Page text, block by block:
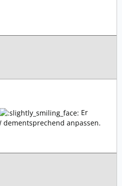
Er
dementsprechend anpassen.